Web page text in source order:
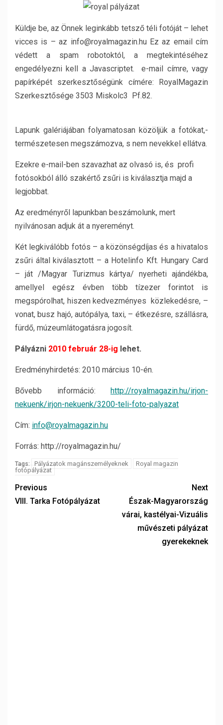
Küldje be, az Önnek leginkább tetsző téli fotóját – lehet
vicces is – az info@royalmagazin.hu Ez az email cím
védett a spam robotoktól, a megtekintéséhez
engedélyezni kell a Javascriptet. e-mail címre, vagy
papírképét szerkesztőségünk címére: RoyalMagazin
Szerkesztősége 3503 Miskolc3 Pf.82.
Lapunk galériájában folyamatosan közöljük a fotókat,-
természetesen megszámozva, s nem nevekkel ellátva.
Ezekre e-mail-ben szavazhat az olvasó is, és profi
fotósokból álló szakértő zsűri is kiválasztja majd a
legjobbat.
Az eredményről lapunkban beszámolunk, mert
nyilvánosan adjuk át a nyereményt.
Két legkiválóbb fotós – a közönségdíjas és a hivatalos
zsűri által kiválasztott – a Hotelinfo Kft. Hungary Card
– ját /Magyar Turizmus kártya/ nyerheti ajándékba,
amellyel egész évben több tízezer forintot is
megspórolhat, hiszen kedvezményes közlekedésre, –
vonat, busz hajó, autópálya, taxi, – étkezésre, szállásra,
fürdő, múzeumlátogatásra jogosít.
Pályázni 2010 február 28-ig lehet.
Eredményhirdetés: 2010 március 10-én.
Bővebb információ: http://royalmagazin.hu/irjon-
nekuenk/irjon-nekuenk/3200-teli-foto-palyazat
Cím: info@royalmagazin.hu
Forrás: http://royalmagazin.hu/
Tags: Pályázatok magánszemélyeknek
Royal magazin
fotópályázat
Previous
VIII. Tarka Fotópályázat
Next
Észak-Magyarország
várai, kastélyai-Vizuális
művészeti pályázat
gyerekeknek